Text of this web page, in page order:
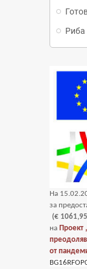
Риба
На 15
за
(€
на Проект
от